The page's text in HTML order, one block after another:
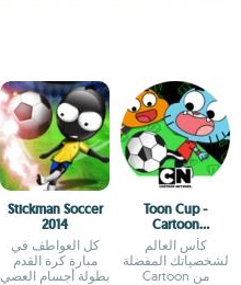
Toon Cup -
Cartoon
Network’s Soccer
Game
كأس العالم
لشخصياتك المفضلة
من Cartoon
Stickman Soccer
2014
كل العواطف في
مبارة كرة القدم
بطولة أجسام العصي